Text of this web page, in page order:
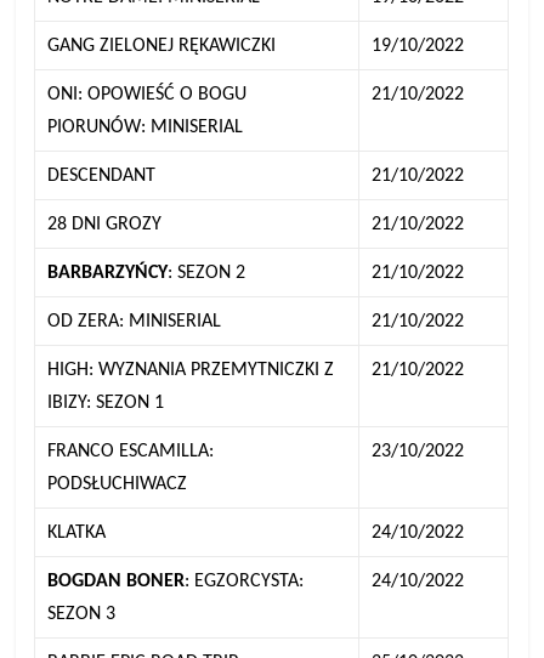
GANG ZIELONEJ RĘKAWICZKI 19/10/2022
ONI: OPOWIEŚĆ O BOGU
PIORUNÓW: MINISERIAL
21/10/2022
DESCENDANT 21/10/2022
28 DNI GROZY 21/10/2022
BARBARZYŃCY: SEZON 2 21/10/2022
OD ZERA: MINISERIAL 21/10/2022
HIGH: WYZNANIA PRZEMYTNICZKI Z
IBIZY: SEZON 1
21/10/2022
FRANCO ESCAMILLA:
PODSŁUCHIWACZ
23/10/2022
KLATKA 24/10/2022
BOGDAN BONER: EGZORCYSTA:
SEZON 3
24/10/2022